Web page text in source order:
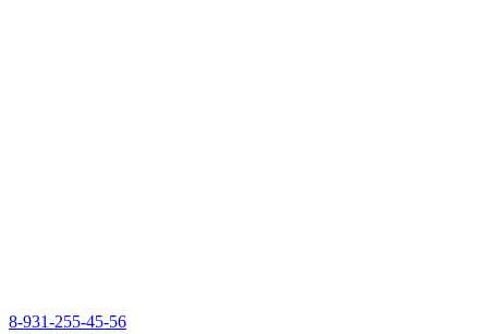
8-931-255-45-56